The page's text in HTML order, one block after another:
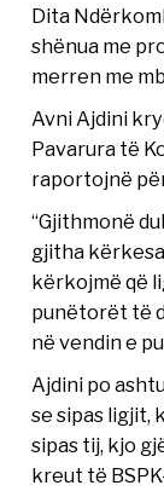
Dita
shënua me
merren me
Avni Ajdini
Pavarura të
raportojnë
“Gjithmonë
gjitha
kërkojmë që
punëtorët të
në vendin e
Ajdini po
se sipas ligjit,
sipas tij, kjo
kreut të